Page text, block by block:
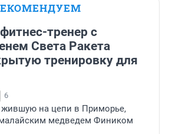
тренер с
Света Ракета
тренировку для
6
на цепи в Приморье,
медведем Фиником